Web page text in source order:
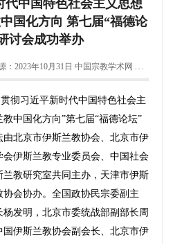
代中国特色社会主义思想
国化方向 第七届“福德论
讨会成功举办
来源：2023年10月31日 中国宗教学术网
彻习近平新时代中国特色社会主
中国化方向”第七届“福德论坛”
北京市伊斯兰教协会、北京市伊
伊斯兰教专业委员会、中国社会
教研究室共同主办，天津市伊斯
会协办。全国政协民宗委副主
杨发明 ， 北京市委统战部副部长周
伊斯兰教协会副会长、北京市伊